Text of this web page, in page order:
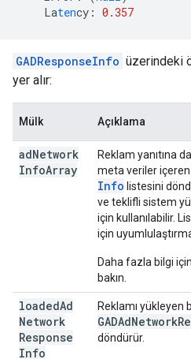
Latency : 0.357
GADResponseInfo üzerindeki
yer alır:
Mülk Açıklama
adNetwork
InfoArray
Reklam yanıtına
meta veriler içeren
Info listesini
ve teklifli sistem
için kullanılabilir.
için
Daha fazla bilgi için
bakın.
loadedAd
Network
Response
Info
Reklamı yükleyen
GADAdNetwork
döndürür.